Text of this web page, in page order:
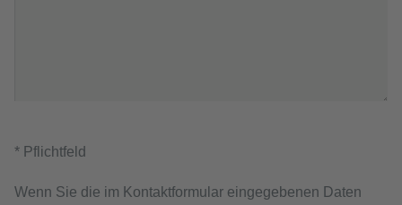
* Pflichtfeld
Wenn Sie die im Kontaktformular eingegebenen Daten